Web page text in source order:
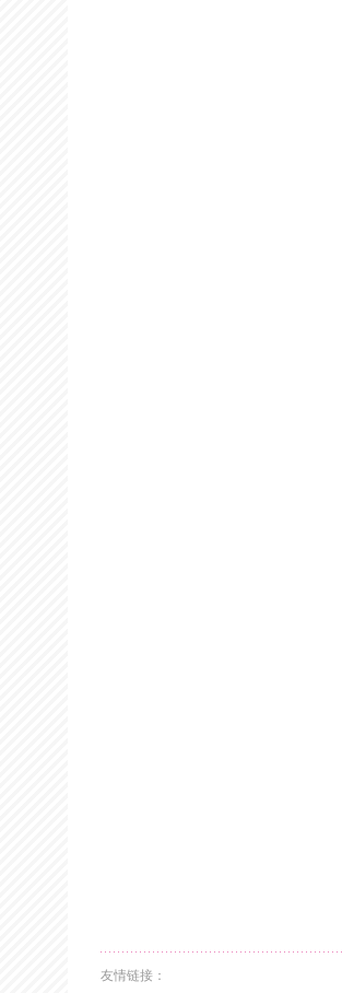
友情链接：